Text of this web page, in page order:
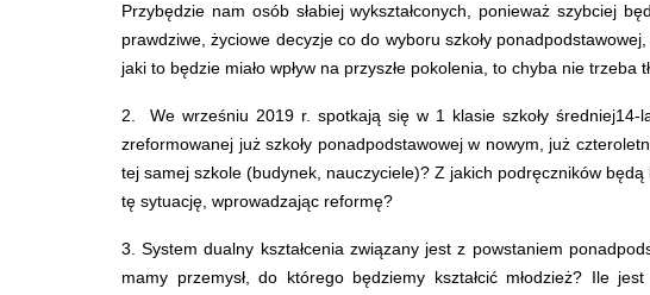
Przybędzie nam osób słabiej wykształconych, ponieważ szybciej
prawdziwe, życiowe decyzje co do wyboru szkoły
jaki to będzie miało wpływ na przyszłe pokolenia, to chyba nie trzeba
2. We wrześniu 2019 r. spotkają się w 1 klasie szkoły średniej14-
zreformowanej już szkoły ponadpodstawowej w nowym, już
tej samej szkole (budynek, nauczyciele)? Z jakich podręczników
tę sytuację, wprowadzając reformę?
3. System dualny kształcenia związany jest z powstaniem
mamy przemysł, do którego będziemy kształcić młodzież? Ile